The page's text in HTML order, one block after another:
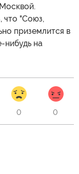
что "Союз,
приземлится в
нибудь на
0 0